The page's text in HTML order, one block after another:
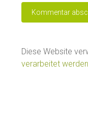
Diese Website
verarbeitet werden.